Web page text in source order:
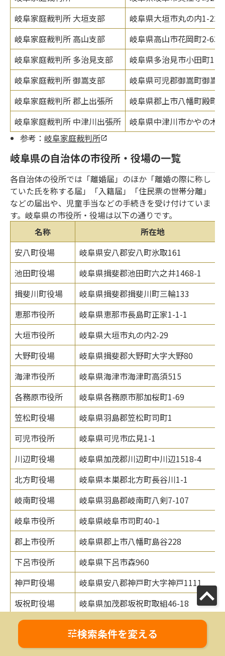
岐阜家庭裁判所 大垣支部
岐阜県大垣市丸の内1-22
岐阜家庭裁判所 高山支部
岐阜県高山市花岡町2-63-
岐阜家庭裁判所 多治見支部
岐阜県多治見市小田町1-
岐阜家庭裁判所 御嵩支部
岐阜県可児郡御嵩町御嵩
岐阜家庭裁判所 郡上出張所
岐阜県郡上市八幡町殿町
岐阜家庭裁判所 中津川出張所
岐阜県中津川市かやの木
参考： 岐阜家庭裁判所
岐阜県の自治体の市役所・役場の一覧
各自治体の役所では「離婚届」のほか「離婚の際に称し
ていた氏を称する届」「入籍届」「住民票の世帯分離」
などの届出や、児童手当などの手続きを受け付けていま
す。岐阜県の市役所・役場は以下の通りです。
名称
所在地
安八町役場
岐阜県安八郡安八町氷取161
池田町役場
岐阜県揖斐郡池田町六之井1468-1
揖斐川町役場
岐阜県揖斐郡揖斐川町三輪133
恵那市役所
岐阜県恵那市長島町正家1-1-1
大垣市役所
岐阜県大垣市丸の内2-29
大野町役場
岐阜県揖斐郡大野町大字大野80
海津市役所
岐阜県海津市海津町高須515
各務原市役所
岐阜県各務原市那加桜町1-69
笠松町役場
岐阜県羽島郡笠松町司町1
可児市役所
岐阜県可児市広見1-1
川辺町役場
岐阜県加茂郡川辺町中川辺1518-4
北方町役場
岐阜県本巣郡北方町長谷川1-1
岐南町役場
岐阜県羽島郡岐南町八剣7-107
岐阜市役所
岐阜県岐阜市司町40-1
郡上市役所
岐阜県郡上市八幡町島谷228
下呂市役所
岐阜県下呂市森960
神戸町役場
岐阜県安八郡神戸町大字神戸1111
坂祝町役場
岐阜県加茂郡坂祝町取組46-18
白川町役場
岐阜県加茂郡白川町河岐715
白川村役場
検索条件を変える